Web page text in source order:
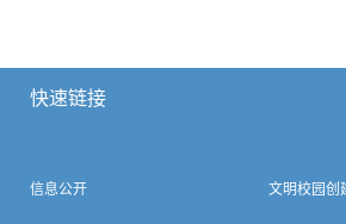
快速链接
信息公开 文明校园创